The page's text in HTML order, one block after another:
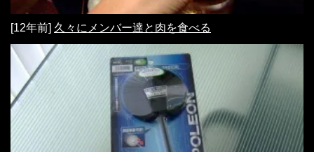
[12年前] 久々にメンバー達と肉を食べる